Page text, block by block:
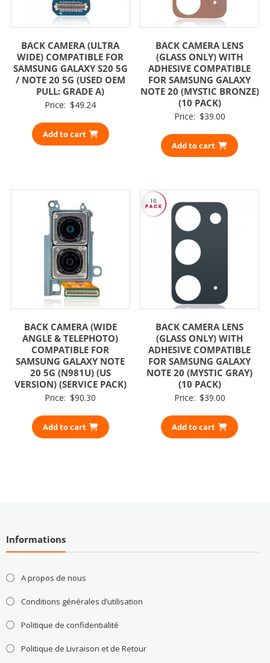
BACK CAMERA (ULTRA
WIDE) COMPATIBLE FOR
SAMSUNG GALAXY S20 5G
/ NOTE 20 5G (USED OEM
PULL: GRADE A)
Price: $49.24
Add to cart
BACK CAMERA LENS
(GLASS ONLY) WITH
ADHESIVE COMPATIBLE
FOR SAMSUNG GALAXY
NOTE 20 (MYSTIC BRONZE)
(10 PACK)
Price: $39.00
Add to cart
BACK CAMERA (WIDE
ANGLE & TELEPHOTO)
COMPATIBLE FOR
SAMSUNG GALAXY NOTE
20 5G (N981U) (US
VERSION) (SERVICE PACK)
Price: $90.30
Add to cart
BACK CAMERA LENS
(GLASS ONLY) WITH
ADHESIVE COMPATIBLE
FOR SAMSUNG GALAXY
NOTE 20 (MYSTIC GRAY)
(10 PACK)
Price: $39.00
Add to cart
Informations
A propos de nous
Conditions générales d’utilisation
Politique de confidentialité
Politique de Livraison et de Retour